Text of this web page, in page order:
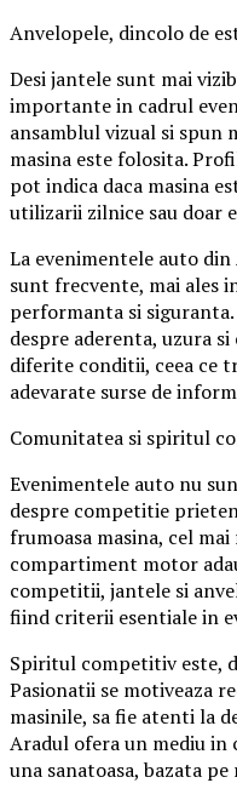
Anvelopele, dincolo de
Desi jantele sunt mai
importante in cadrul
ansamblul vizual si spun
masina este folosita.
pot indica daca masina
utilizarii zilnice sau doar
La evenimentele auto
sunt frecvente, mai ales
performanta si
despre aderenta, uzura
diferite conditii, ceea ce
adevarate surse de
Comunitatea si spiritul
Evenimentele auto nu
despre competitie
frumoasa masina, cel
compartiment motor
competitii, jantele si
fiind criterii esentiale in
Spiritul competitiv este,
Pasionatii se motiveaza
masinile, sa fie atenti la
Aradul ofera un mediu in
una sanatoasa, bazata